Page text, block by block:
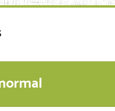
Organigramme